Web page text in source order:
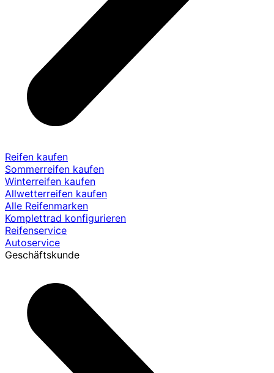
Reifen kaufen
Sommerreifen kaufen
Winterreifen kaufen
Allwetterreifen kaufen
Alle Reifenmarken
Komplettrad konfigurieren
Reifenservice
Autoservice
Geschäftskunde